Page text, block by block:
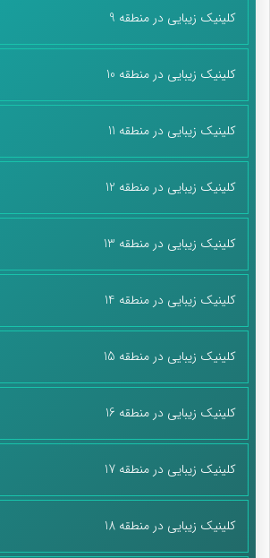
کلینیک زیبایی در منطقه 9
کلینیک زیبایی در منطقه 10
کلینیک زیبایی در منطقه 11
کلینیک زیبایی در منطقه 12
کلینیک زیبایی در منطقه 13
کلینیک زیبایی در منطقه 14
کلینیک زیبایی در منطقه 15
کلینیک زیبایی در منطقه 16
کلینیک زیبایی در منطقه 17
کلینیک زیبایی در منطقه 18